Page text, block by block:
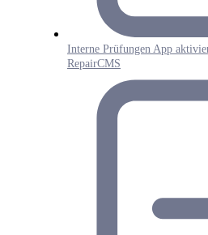
Interne Prüfungen App
RepairCMS